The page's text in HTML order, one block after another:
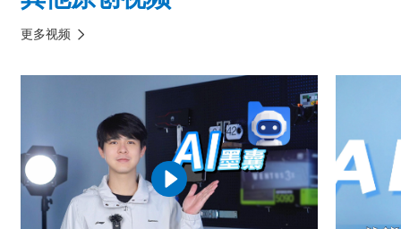
更多视频